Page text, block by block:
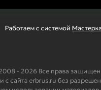
Работаем с системой
- 2026 Все права
с сайта erbrus.ru без